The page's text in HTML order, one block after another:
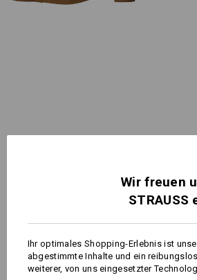
Wir freuen
Ihr optimales Shopping-Erlebnis ist
abgestimmte Inhalte und ein
weiterer, von uns eingesetzter